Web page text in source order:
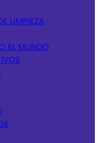
LIMPIEZA
EL MUNDO